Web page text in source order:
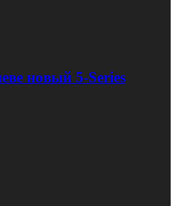
новый 5-Series